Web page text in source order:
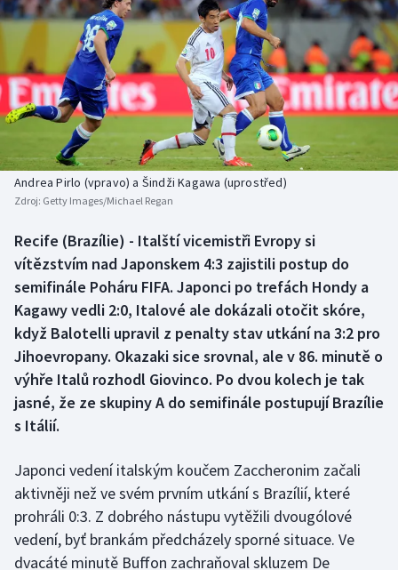
DALŠÍ SPORTY
Americký fotbal
Baseball a softbal
Basketbal
Biatlon
Box
Curling
Dostihy
Florbal
Futsal
Golf
Gymnastika
Házená
NEPŘEHLÉDNĚTE
Soutěže
Historické návraty
Aplikace ČT sport
Andrea Pirlo (vpravo) a Šindži Kagawa (uprostřed)
Zdroj: Getty Images/Michael Regan
Recife (Brazílie) - Italští vicemistři Evropy si
vítězstvím nad Japonskem 4:3 zajistili postup do
semifinále Poháru FIFA. Japonci po trefách Hondy a
Kagawy vedli 2:0, Italové ale dokázali otočit skóre,
když Balotelli upravil z penalty stav utkání na 3:2 pro
Jihoevropany. Okazaki sice srovnal, ale v 86. minutě o
výhře Italů rozhodl Giovinco. Po dvou kolech je tak
jasné, že ze skupiny A do semifinále postupují Brazílie
s Itálií.
Japonci vedení italským koučem Zaccheronim začali
aktivněji než ve svém prvním utkání s Brazílií, které
prohráli 0:3. Z dobrého nástupu vytěžili dvougólové
vedení, byť brankám předcházely sporné situace. Ve
dvacáté minutě Buffon zachraňoval skluzem De